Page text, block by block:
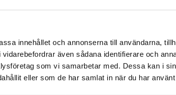
innehållet och annonserna till användarna,
även sådana identifierare och
som vi samarbetar med. Dessa kan i
eller som de har samlat in när du har